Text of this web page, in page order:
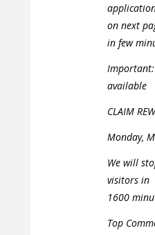
on next
in few
available
CLAIM
Monday,
We will
visitors in
1600
Top